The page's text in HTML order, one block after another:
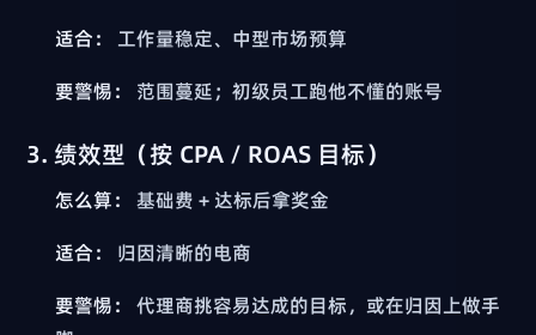
适合：
工作量稳定、中型市场预算
要警惕：
范围蔓延；初级员工跑他不懂的账号
3. 绩效型（按 CPA / ROAS 目标）
怎么算：
基础费 + 达标后拿奖金
适合：
归因清晰的电商
要警惕：
代理商挑容易达成的目标，或在归因上做手